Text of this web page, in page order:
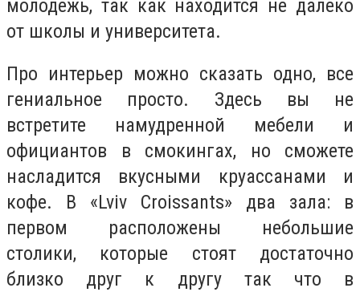
молодежь, так как находится не далеко
от школы и университета.
Про интерьер можно сказать одно, все
гениальное просто. Здесь вы не
встретите намудренной мебели и
официантов в смокингах, но сможете
насладится вкусными круассанами и
кофе. В «Lviv Croissants» два зала: в
первом расположены небольшие
столики, которые стоят достаточно
близко друг к другу так что в